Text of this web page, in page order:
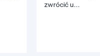
zwrócić u...